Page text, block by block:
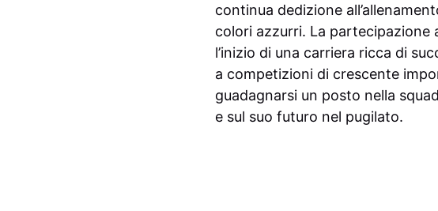
continua dedizione
colori azzurri. La partecipazione
l’inizio di una carriera ricca di
a competizioni di crescente
guadagnarsi un posto nella
e sul suo futuro nel pugilato.